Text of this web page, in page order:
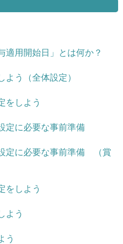
適用開始日」とは何か？
う（全体設定）
をしよう
定に必要な事前準備
定に必要な事前準備 （賞
をしよう
よう
う